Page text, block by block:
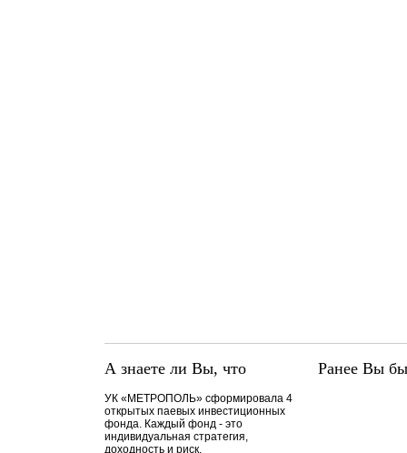
А знаете ли Вы, что
УК «МЕТРОПОЛЬ» сформировала 4
открытых паевых инвестиционных
фонда. Каждый фонд - это
индивидуальная стратегия,
доходность и риск.
Ранее Вы